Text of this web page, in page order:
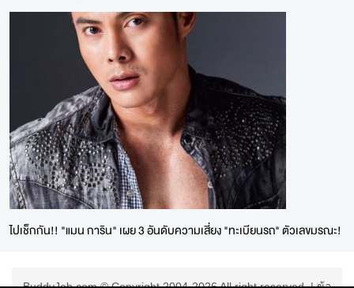
ไปเช็กกัน!! "แมน การิน" เผย 3 อันดับความเสี่ยง "ทะเบียนรถ" ตัวเลขมรณะ!